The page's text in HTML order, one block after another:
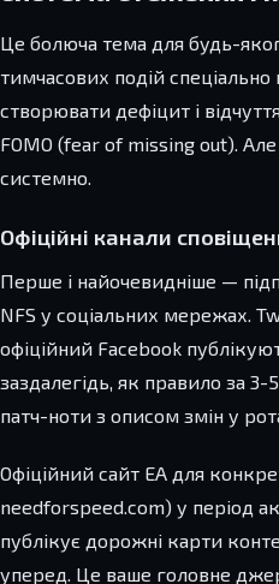
Це болюча тема для будь-
тимчасових подій
створювати дефіцит і
FOMO (fear of missing out).
системно.
Офіційні канали
Перше і найочевидніше —
NFS у соціальних мережах.
офіційний Facebook
заздалегідь, як правило за
патч-ноти з описом змін у
Офіційний сайт EA для
needforspeed.com) у період
публікує дорожні карти
уперед. Це ваше головне